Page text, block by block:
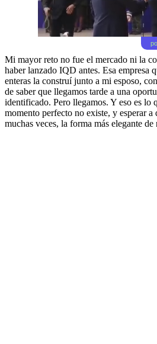
Mi mayor reto no fue el mercado ni la
haber lanzado IQD antes. Esa empresa
enteras la construí junto a mi esposo,
de saber que llegamos tarde a una
identificado. Pero llegamos. Y eso es lo
momento perfecto no existe, y esperar a
muchas veces, la forma más elegante de